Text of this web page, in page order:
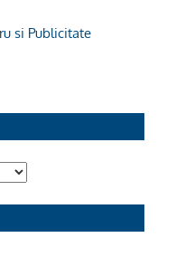
si Publicitate